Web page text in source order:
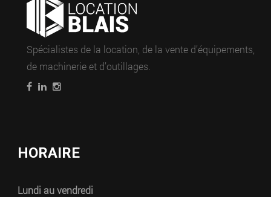
Spécialistes de la location, de la vente d’équipements,
de machinerie et d’outillages.
HORAIRE
Lundi au vendredi